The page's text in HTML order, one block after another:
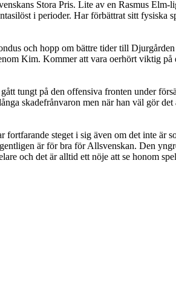
Stora Pris. Lite av en Rasmus
i perioder. Har förbättrat sitt fysiska
och hopp om bättre tider till
Kim. Kommer att vara oerhört viktig på
tungt på den offensiva fronten under
skadefrånvaron men när han väl gör
steget i sig även om det inte är
är för bra för Allsvenskan. Den
och det är alltid ett nöje att se honom